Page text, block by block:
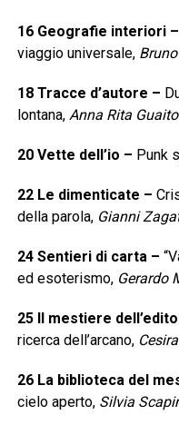
16 Geografie interiori–
viaggio universale,
18 Tracce d’autore –
lontana, Anna Rita
20 Vette dell’io – Punk
22 Le dimenticate –
della parola, Gianni
24 Sentieri di carta–
ed esoterismo, Gerardo
25 Il mestiere
ricerca dell’arcano,
26 La biblioteca del
cielo aperto, Silvia